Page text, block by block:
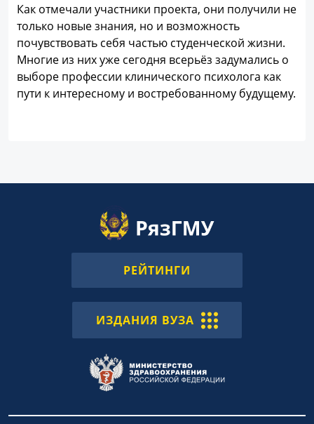
Как отмечали участники проекта, они получили не
только новые знания, но и возможность
почувствовать себя частью студенческой жизни.
Многие из них уже сегодня всерьёз задумались о
выборе профессии клинического психолога как
пути к интересному и востребованному будущему.
РЕЙТИНГИ
ИЗДАНИЯ ВУЗА